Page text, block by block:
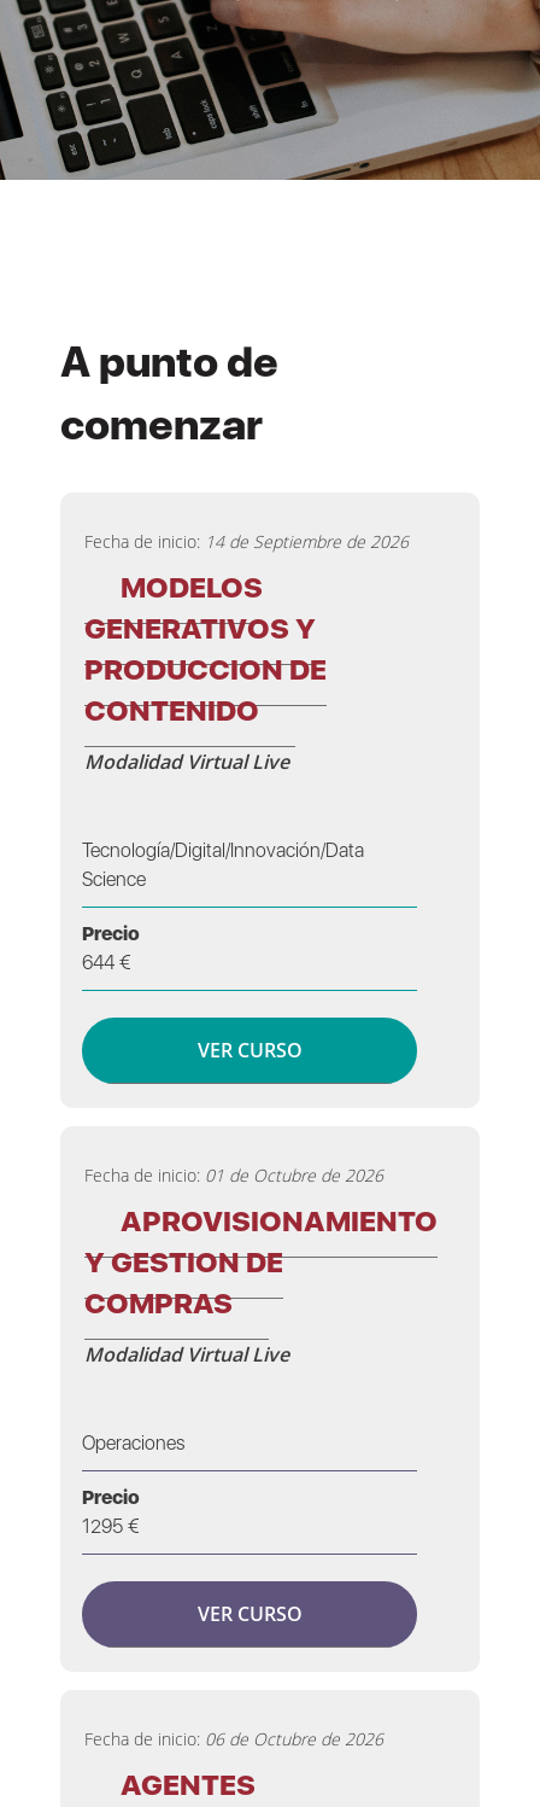
A punto de
comenzar
Fecha de inicio: 14 de Septiembre de 2026
MODELOS
GENERATIVOS Y
PRODUCCION DE
CONTENIDO
Modalidad Virtual Live
Tecnología/Digital/Innovación/Data
Science
Precio
644 €
VER CURSO
Fecha de inicio: 01 de Octubre de 2026
APROVISIONAMIENTO
Y GESTION DE
COMPRAS
Modalidad Virtual Live
Operaciones
Precio
1295 €
VER CURSO
Fecha de inicio: 06 de Octubre de 2026
AGENTES